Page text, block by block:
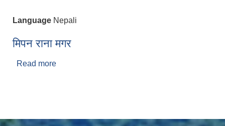
Language Nepali
मिपन राना मगर
Read more